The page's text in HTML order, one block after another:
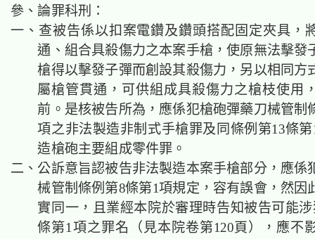
參、論罪科刑：
一、查被告係以扣案電鑽及鑽頭搭配固定夾具，
通、組合具殺傷力之本案手槍，使原無法擊發
槍得以擊發子彈而創設其殺傷力，另以相同方
屬槍管貫通，可供組成具殺傷力之槍枝使用
前。是核被告所為，應係犯槍砲彈藥刀械管制
項之非法製造非制式手槍罪及同條例第13條
造槍砲主要組成零件罪。
二、公訴意旨認被告非法製造本案手槍部分，應係
械管制條例第8條第1項規定，容有誤會，然因
實同一，且業經本院於審理時告知被告可能
條第1項之罪名（見本院卷第120頁），應不